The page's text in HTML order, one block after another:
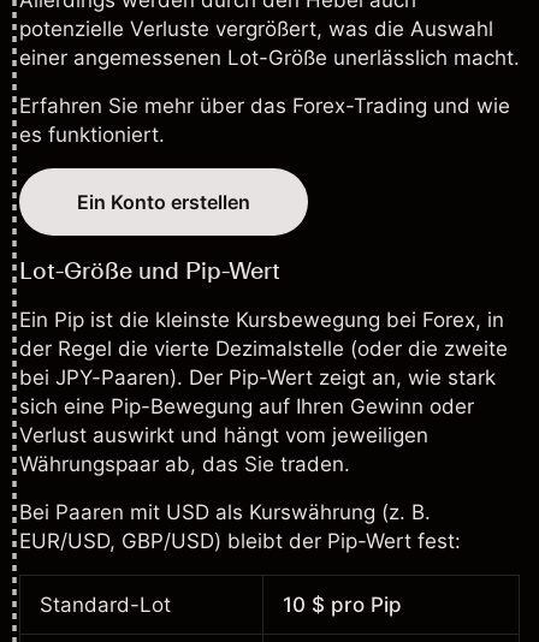
potenzielle Verluste vergrößert, was die Auswahl
einer angemessenen Lot-Größe unerlässlich macht.
Erfahren Sie mehr über das Forex-Trading und wie
es funktioniert.
Ein Konto erstellen
Lot-Größe und Pip-Wert
Ein Pip ist die kleinste Kursbewegung bei Forex, in
der Regel die vierte Dezimalstelle (oder die zweite
bei JPY-Paaren). Der Pip-Wert zeigt an, wie stark
sich eine Pip-Bewegung auf Ihren Gewinn oder
Verlust auswirkt und hängt vom jeweiligen
Währungspaar ab, das Sie traden.
Bei Paaren mit USD als Kurswährung (z. B.
EUR/USD, GBP/USD) bleibt der Pip-Wert fest:
Standard-Lot 10 $ pro Pip